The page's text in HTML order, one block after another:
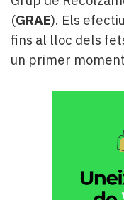
(GRAE). Els
fins al lloc dels
un primer